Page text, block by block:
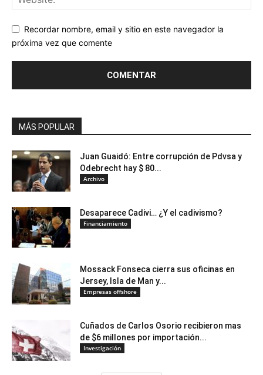
Recordar nombre, email y sitio en este navegador la
próxima vez que comente
MÁS POPULAR
Juan Guaidó: Entre corrupción de Pdvsa y
Odebrecht hay $ 80...
Archivo
Desaparece Cadivi… ¿Y el cadivismo?
Financiamiento
Mossack Fonseca cierra sus oficinas en
Jersey, Isla de Man y...
Empresas offshore
Cuñados de Carlos Osorio recibieron mas
de $6 millones por importación...
Investigación